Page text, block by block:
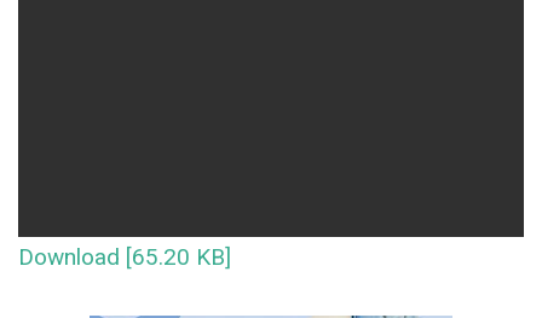
Download [65.20 KB]